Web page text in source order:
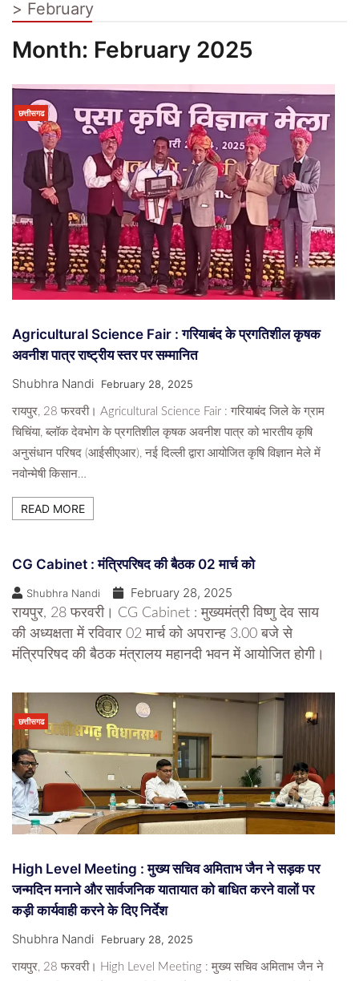
> February
Month: February 2025
छत्तीसगढ
Agricultural Science Fair : गरियाबंद के प्रगतिशील कृषक
अवनीश पात्र राष्ट्रीय स्तर पर सम्मानित
Shubhra Nandi February 28, 2025
रायपुर, 28 फरवरी। Agricultural Science Fair : गरियाबंद जिले के ग्राम
चिचिंया, ब्लॉक देवभोग के प्रगतिशील कृषक अवनीश पात्र को भारतीय कृषि
अनुसंधान परिषद (आईसीएआर), नई दिल्ली द्वारा आयोजित कृषि विज्ञान मेले में
नवोन्मेषी किसान…
READ MORE
CG Cabinet : मंत्रिपरिषद की बैठक 02 मार्च को
Shubhra Nandi February 28, 2025
रायपुर, 28 फरवरी। CG Cabinet : मुख्यमंत्री विष्णु देव साय
की अध्यक्षता में रविवार 02 मार्च को अपरान्ह 3.00 बजे से
मंत्रिपरिषद की बैठक मंत्रालय महानदी भवन में आयोजित होगी।
छत्तीसगढ
High Level Meeting : मुख्य सचिव अमिताभ जैन ने सड़क पर
जन्मदिन मनाने और सार्वजनिक यातायात को बाधित करने वालों पर
कड़ी कार्यवाही करने के दिए निर्देश
Shubhra Nandi February 28, 2025
रायपुर, 28 फरवरी। High Level Meeting : मुख्य सचिव अमिताभ जैन ने